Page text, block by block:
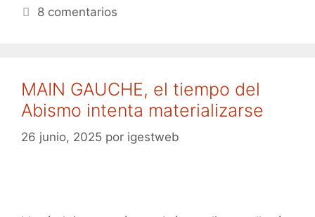
8 comentarios
MAIN GAUCHE, el tiempo del
Abismo intenta materializarse
26 junio, 2025 por igestweb